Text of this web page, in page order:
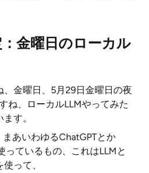
金曜日のローカル
、金曜日、5月29日金曜日の夜
ね、ローカルLLMやってみた
す。
あいわゆるChatGPTとか
っているもの、これはLLMと
って、